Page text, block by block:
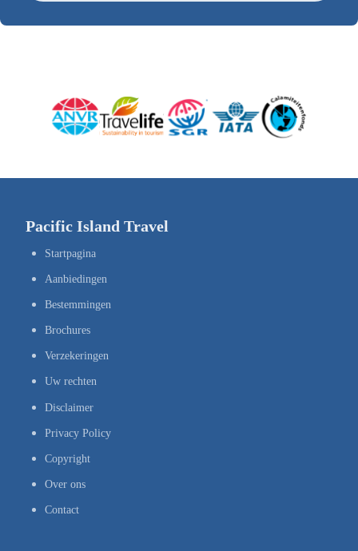
Pacific Island Travel
Startpagina
Aanbiedingen
Bestemmingen
Brochures
Verzekeringen
Uw rechten
Disclaimer
Privacy Policy
Copyright
Over ons
Contact